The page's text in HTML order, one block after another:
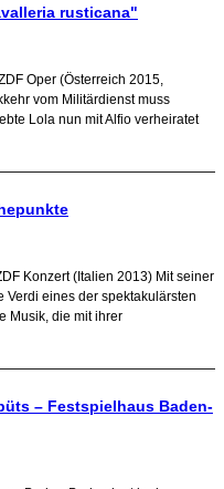
rusticana"
Oper (Österreich 2015,
vom Militärdienst muss
Lola nun mit Alfio verheiratet
Konzert (Italien 2013) Mit seiner
Verdi eines der spektakulärsten
Musik, die mit ihrer
– Festspielhaus Baden-